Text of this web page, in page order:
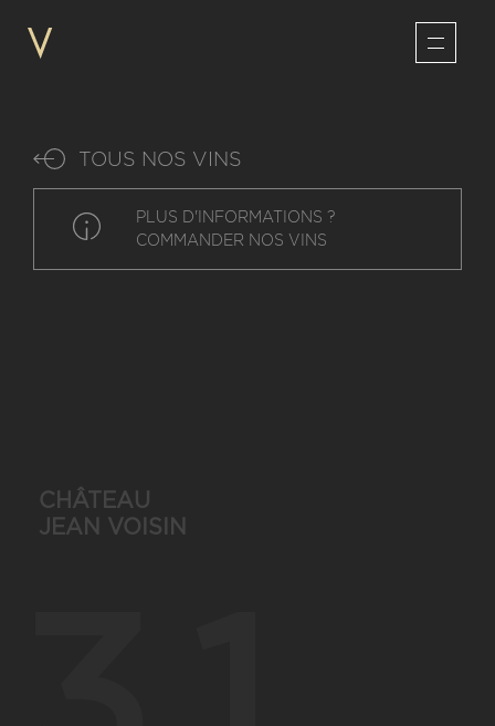
TOUS NOS VINS
PLUS D'INFORMATIONS ?
COMMANDER NOS VINS
CHÂTEAU
JEAN VOISIN